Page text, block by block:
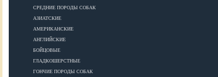
СРЕДНИЕ ПОРОДЫ СОБАК
АЗИАТСКИЕ
АМЕРИКАНСКИЕ
АНГЛИЙСКИЕ
БОЙЦОВЫЕ
ГЛАДКОШЕРСТНЫЕ
ГОНЧИЕ ПОРОДЫ СОБАК
КОРМА